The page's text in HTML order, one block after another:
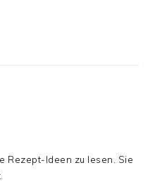
Rezept-Ideen zu lesen. Sie